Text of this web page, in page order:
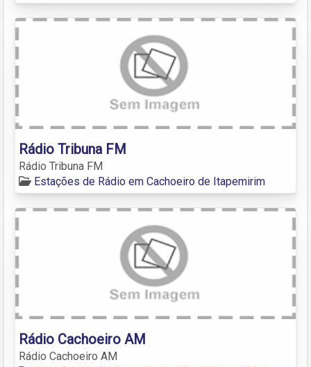
Rádio Tribuna FM
Rádio Tribuna FM
Estações de Rádio em Cachoeiro de Itapemirim
Rádio Cachoeiro AM
Rádio Cachoeiro AM